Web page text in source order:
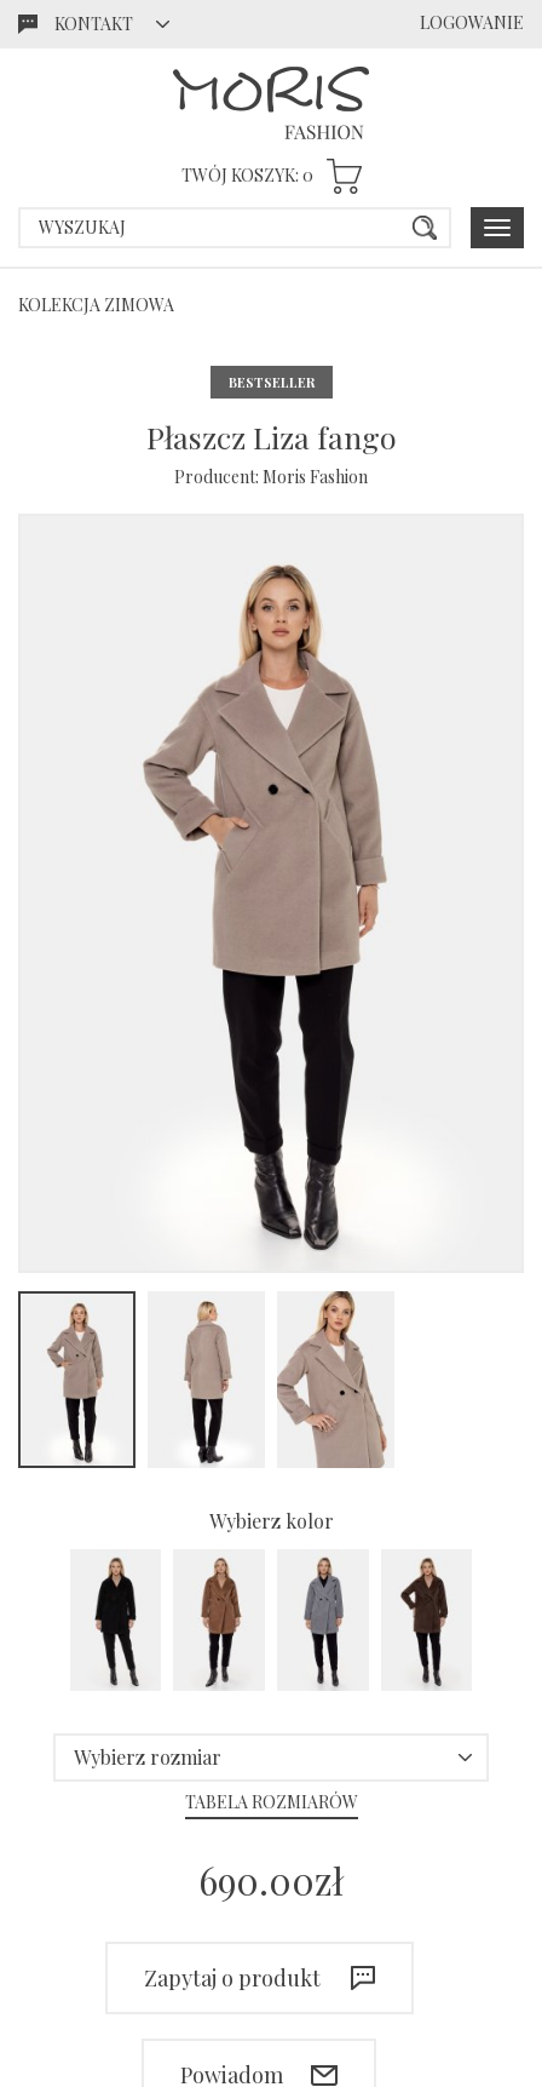
KONTAKT LOGOWANIE
TWÓJ KOSZYK: 0
Pokaż
menu
KOLEKCJA ZIMOWA
Płaszcz Liza fango
Producent: Moris Fashion
Wybierz kolor
Wybierz rozmiar
TABELA ROZMIARÓW
690.00zł
Zapytaj o produkt
Powiadom